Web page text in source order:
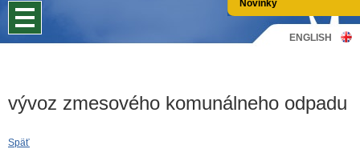
Novinky
ENGLISH
vývoz zmesového komunálneho odpadu
Späť